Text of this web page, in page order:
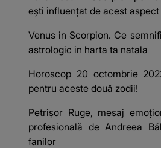
ești influențat de acest
Venus in Scorpion. Ce
astrologic in harta ta natala
Horoscop 20 octombrie
pentru aceste două zodii!
Petrișor Ruge, mesaj
profesională de Andreea
fanilor